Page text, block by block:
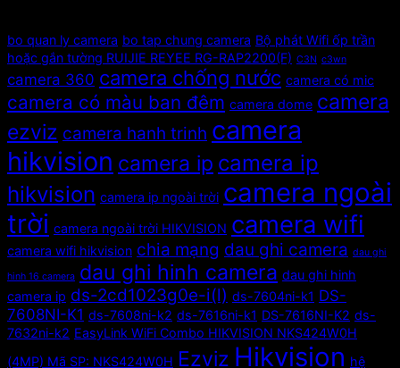
bo quan ly camera bo tap chung camera Bộ phát Wifi ốp trần
hoặc gắn tường RUIJIE REYEE RG-RAP2200(F) C3N c3wn
camera 360 camera chống nước camera có mic
camera có màu ban đêm camera dome camera
ezviz camera hanh trinh camera
hikvision camera ip camera ip
hikvision camera ip ngoài trời camera ngoài
trời camera ngoài trời HIKVISION camera wifi
camera wifi hikvision chia mạng dau ghi camera dau ghi
hinh 16 camera dau ghi hinh camera dau ghi hinh
camera ip ds-2cd1023g0e-i(l) ds-7604ni-k1 DS-
7608NI-K1 ds-7608ni-k2 ds-7616ni-k1 DS-7616NI-K2 ds-
7632ni-k2 EasyLink WiFi Combo HIKVISION NKS424W0H
(4MP) Mã SP: NKS424W0H Ezviz Hikvision hệ